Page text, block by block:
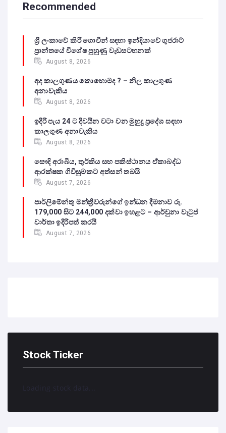
Recommended
ශ්‍රී ලංකාවේ කිරි ගොවීන් සඳහා ඉන්දියාවේ ගුජරාට්
ප්‍රාන්තයේ විශේෂ පුහුණු වැඩසටහනක්
August 8, 2026
අද කාලගුණය කොහොමද ? – නිල කාලගුණ
අනාවැකිය
August 8, 2026
ඉදිරි පැය 24 ට දිවයින වටා වන මුහුදු ප්‍රදේශ සඳහා
කාලගුණ අනාවැකිය
August 8, 2026
සෞදි අරාබිය, තුර්කිය සහ පකිස්ථානය ඒකාබද්ධ
ආරක්ෂක ගිවිසුමකට අත්සන් තබයි
August 7, 2026
පාර්ලිමේන්තු මන්ත්‍රීවරුන්ගේ ඉන්ධන දීමනාව රු.
179,000 සිට 244,000 දක්වා ඉහළට – ආර්චුනා වැටුප්
වාර්තා ඉදිරිපත් කරයි
August 7, 2026
Stock Ticker
Loading stock data...